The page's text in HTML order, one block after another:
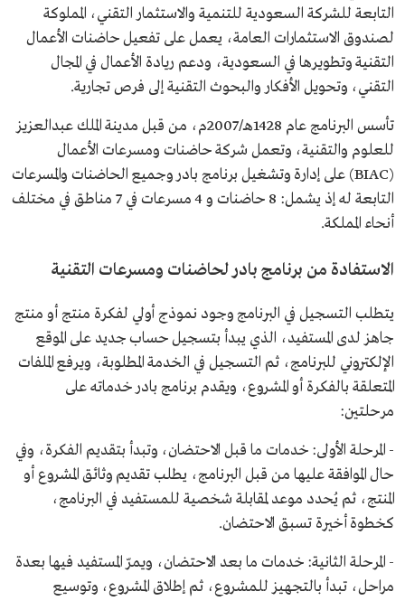
التابعة للشركة السعودية للتنمية والاستثمار التقني، المملوكة
لصندوق الاستثمارات العامة، يعمل على تفعيل حاضنات الأعمال
التقنية وتطويرها في السعودية، ودعم ريادة الأعمال في المجال
التقني، وتحويل الأفكار والبحوث التقنية إلى فرص تجارية.
تأسس البرنامج عام 1428هـ/2007م، من قبل مدينة الملك عبدالعزيز
للعلوم والتقنية، وتعمل شركة حاضنات ومسرعات الأعمال
(BIAC) على إدارة وتشغيل برنامج بادر وجميع الحاضنات والمسرعات
التابعة له إذ يشمل: 8 حاضنات و 4 مسرعات في 7 مناطق في مختلف
أنحاء المملكة.
الاستفادة من برنامج بادر لحاضنات ومسرعات التقنية
يتطلب التسجيل في البرنامج وجود نموذج أولي لفكرة منتج أو منتج
جاهز لدى المستفيد، الذي يبدأ بتسجيل حساب جديد على الموقع
الإلكتروني للبرنامج، ثم التسجيل في الخدمة المطلوبة، ويرفع الملفات
المتعلقة بالفكرة أو المشروع، ويقدم برنامج بادر خدماته على
مرحلتين:
- المرحلة الأولى: خدمات ما قبل الاحتضان، وتبدأ بتقديم الفكرة، وفي
حال الموافقة عليها من قبل البرنامج، يطلب تقديم وثائق المشروع أو
المنتج، ثم يُحدد موعد لمقابلة شخصية للمستفيد في البرنامج،
كخطوة أخيرة تسبق الاحتضان.
- المرحلة الثانية: خدمات ما بعد الاحتضان، ويمرّ المستفيد فيها بعدة
مراحل، تبدأ بالتجهيز للمشروع، ثم إطلاق المشروع، وتوسيع